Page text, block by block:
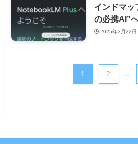
インドマッ
の必携AI”
2025年3月22日
1 2 ...